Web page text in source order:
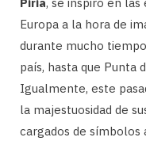
Europa a la hora de
durante mucho
país, hasta que Punta
Igualmente, este
la majestuosidad de
cargados de símbolos